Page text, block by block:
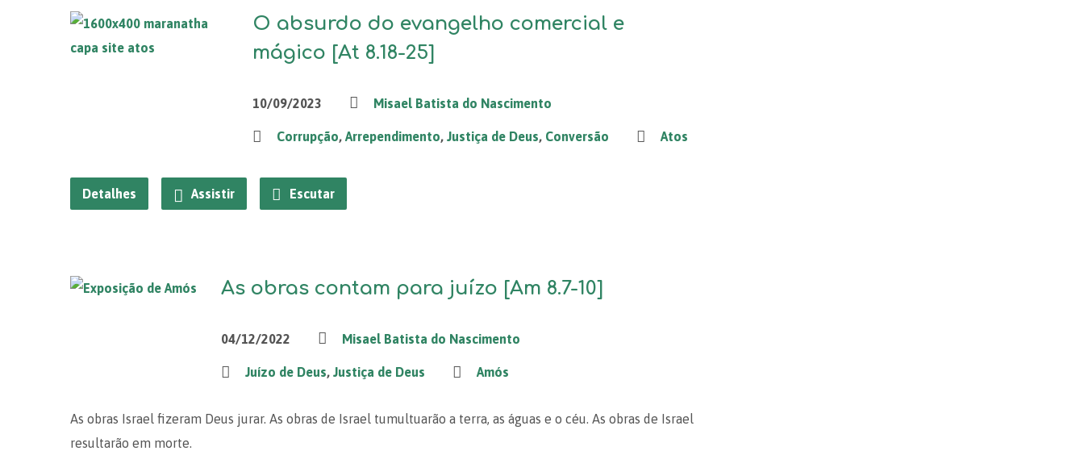
O absurdo do evangelho comercial e
mágico [At 8.18-25]
10/09/2023 Misael Batista do Nascimento
Corrupção,Arrependimento,Justiça de Deus, Conversão Atos
Detalhes Assistir Escutar
As obras contam para juízo [Am 8.7-10]
04/12/2022 Misael Batista do Nascimento
Juízo de Deus, Justiça de Deus Amós
As obras Israel fizeram Deus jurar. As obras de Israel tumultuarão a terra, as águas e o céu. As obras de Israel
resultarão em morte.